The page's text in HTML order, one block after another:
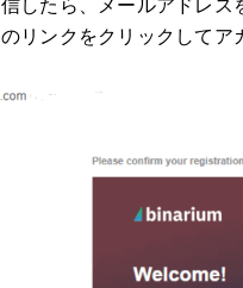
したら、メールアドレ
リンクをクリックしてア